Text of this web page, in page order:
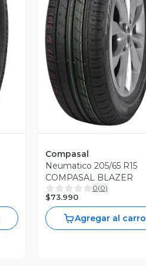
Vista Previa
Compasal
Neumatico 205/65 R15
COMPASAL BLAZER
0(0)
$73.990
Agregar al carro